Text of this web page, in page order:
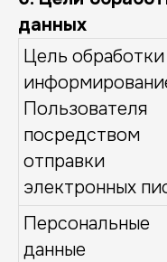
данных
Цель обработки
Пользователя
посредством
отправки
электронных
Персональные
данные